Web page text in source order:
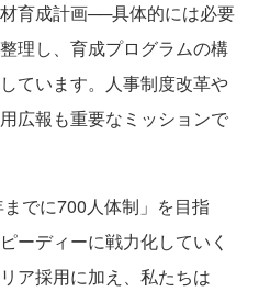
育成計画──具体的には必要
理し、育成プログラムの構
ています。人事制度改革や
広報も重要なミッションで
でに700人体制」を目指
ーディーに戦力化していく
ア採用に加え、私たちは